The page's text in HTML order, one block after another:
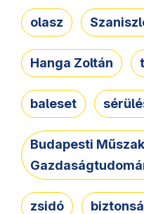
olasz
Hanga Zoltán
baleset
Budapesti
zsidó